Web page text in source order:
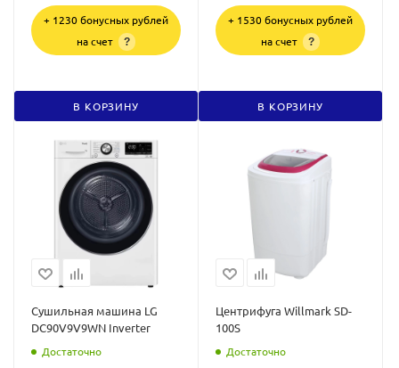
+ 1230 бонусных рублей
на счет
?
В КОРЗИНУ
+ 1530 бонусных рублей
на счет
?
В КОРЗИНУ
Сушильная машина LG
DC90V9V9WN Inverter
Достаточно
Центрифуга Willmark SD-
100S
Достаточно